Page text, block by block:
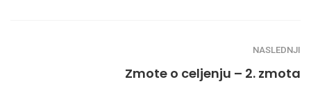
NASLEDNJI
Zmote o celjenju – 2. zmota